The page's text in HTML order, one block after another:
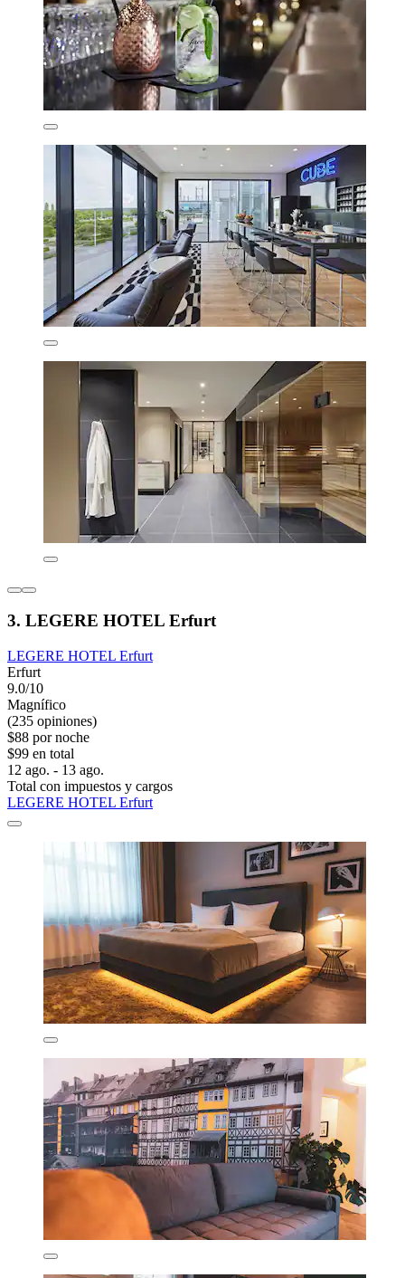
3. LEGERE HOTEL Erfurt
LEGERE HOTEL Erfurt
Erfurt
9.0/10
Magnífico
(235 opiniones)
$88 por noche
$99 en total
12 ago. - 13 ago.
Total con impuestos y cargos
LEGERE HOTEL Erfurt